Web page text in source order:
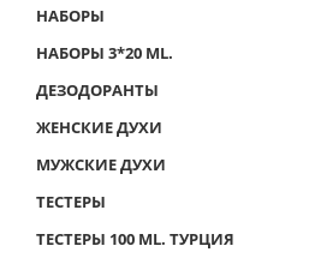
НАБОРЫ
НАБОРЫ 3*20 ML.
ДЕЗОДОРАНТЫ
ЖЕНСКИЕ ДУХИ
МУЖСКИЕ ДУХИ
ТЕСТЕРЫ
ТЕСТЕРЫ 100 ML. ТУРЦИЯ